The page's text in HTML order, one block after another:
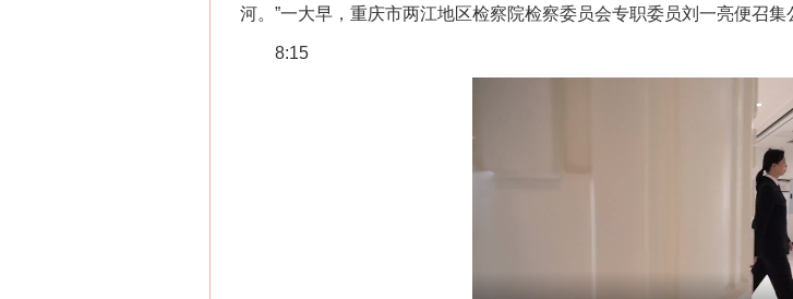
河。”一大早，重庆市两江地区检察院检察委员会专职委员刘一亮便召
8:15